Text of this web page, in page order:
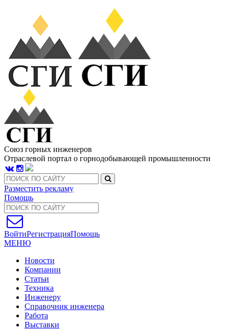
Союз горных инженеров
Отраслевой портал о горнодобывающей промышленности
Разместить рекламу
Помощь
ВойтиРегистрацияПомощь
МЕНЮ
Новости
Компании
Статьи
Техника
Инженеру
Справочник инженера
Работа
Выставки